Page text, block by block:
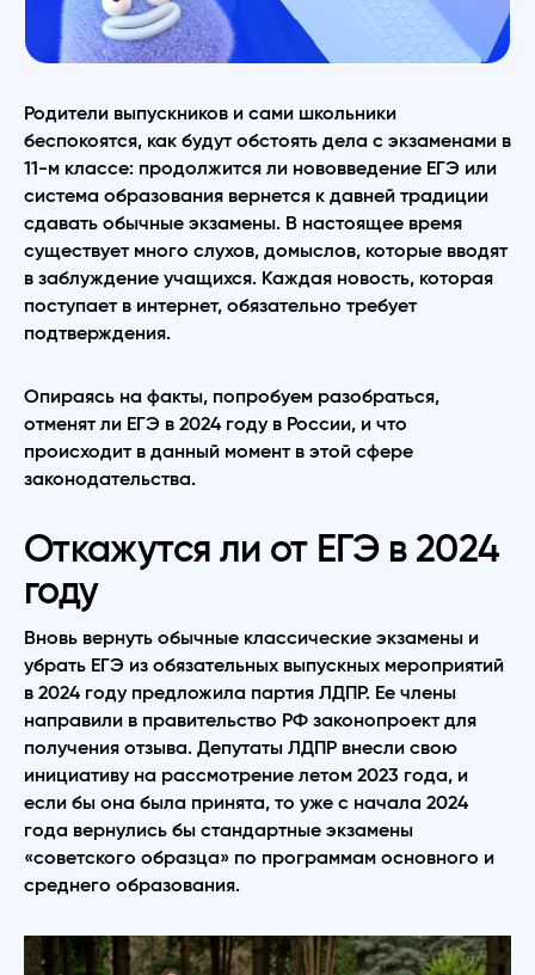
Родители выпускников и сами школьники
беспокоятся, как будут обстоять дела с экзаменами в
11-м классе: продолжится ли нововведение ЕГЭ или
система образования вернется к давней традиции
сдавать обычные экзамены. В настоящее время
существует много слухов, домыслов, которые вводят
в заблуждение учащихся. Каждая новость, которая
поступает в интернет, обязательно требует
подтверждения.
Опираясь на факты, попробуем разобраться,
отменят ли ЕГЭ в 2024 году в России, и что
происходит в данный момент в этой сфере
законодательства.
Откажутся ли от ЕГЭ в 2024
году
Вновь вернуть обычные классические экзамены и
убрать ЕГЭ из обязательных выпускных мероприятий
в 2024 году предложила партия ЛДПР. Ее члены
направили в правительство РФ законопроект для
получения отзыва. Депутаты ЛДПР внесли свою
инициативу на рассмотрение летом 2023 года, и
если бы она была принята, то уже с начала 2024
года вернулись бы стандартные экзамены
«советского образца» по программам основного и
среднего образования.